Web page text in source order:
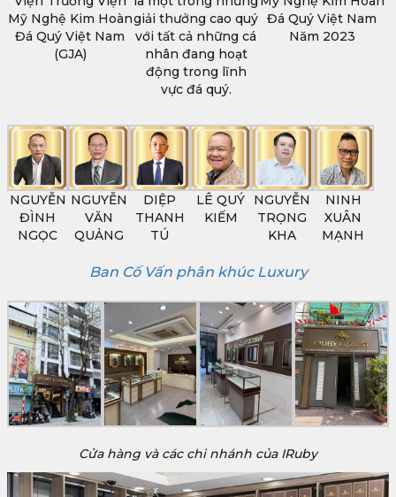
Mỹ Nghệ Kim Hoàn
Đá Quý Việt Nam
(GJA)
giải thưởng cao quý
với tất cả những cá
nhân đang hoạt
động trong lĩnh
vực đá quý.
Đá Quý Việt Nam
Năm 2023
NGUYỄN
ĐÌNH
NGỌC
NGUYỄN
VĂN
QUẢNG
DIỆP
THANH
TÚ
LÊ QUÝ
KIẾM
NGUYỄN
TRỌNG
KHA
NINH
XUÂN
MẠNH
Ban Cố Vấn phân khúc Luxury
Cửa hàng và các chi nhánh của IRuby